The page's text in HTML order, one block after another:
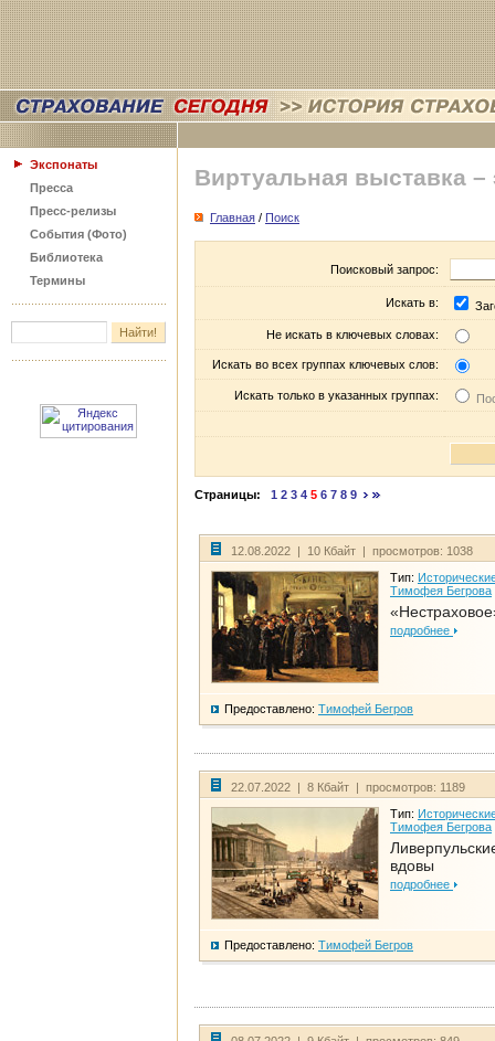
Экспонаты
Пресса
Пресс-релизы
События (Фото)
Библиотека
Термины
Виртуальная выставка –
Главная / Поиск
Поисковый запрос:
Искать в:
Не искать в ключевых словах:
Искать во всех группах ключевых слов:
Искать только в указанных группах:
Страницы: 1 2 3 4 5 6 7 8 9
12.08.2022 | 10 Кбайт | просмотров: 1038
Тип:
Тимофея Бегрова
подробнее
Предоставлено: Тимофей Бегров
22.07.2022 | 8 Кбайт | просмотров: 1189
Тип:
Тимофея Бегрова
вдовы
подробнее
Предоставлено: Тимофей Бегров